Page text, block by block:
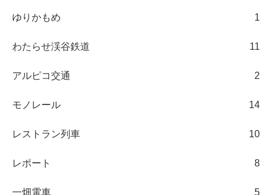
ゆりかもめ 1
わたらせ渓谷鉄道 11
アルピコ交通 2
モノレール 14
レストラン列車 10
レポート 8
一畑電車 5